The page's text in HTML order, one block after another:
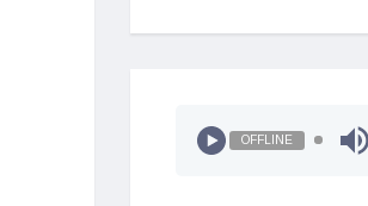
OFFLINE